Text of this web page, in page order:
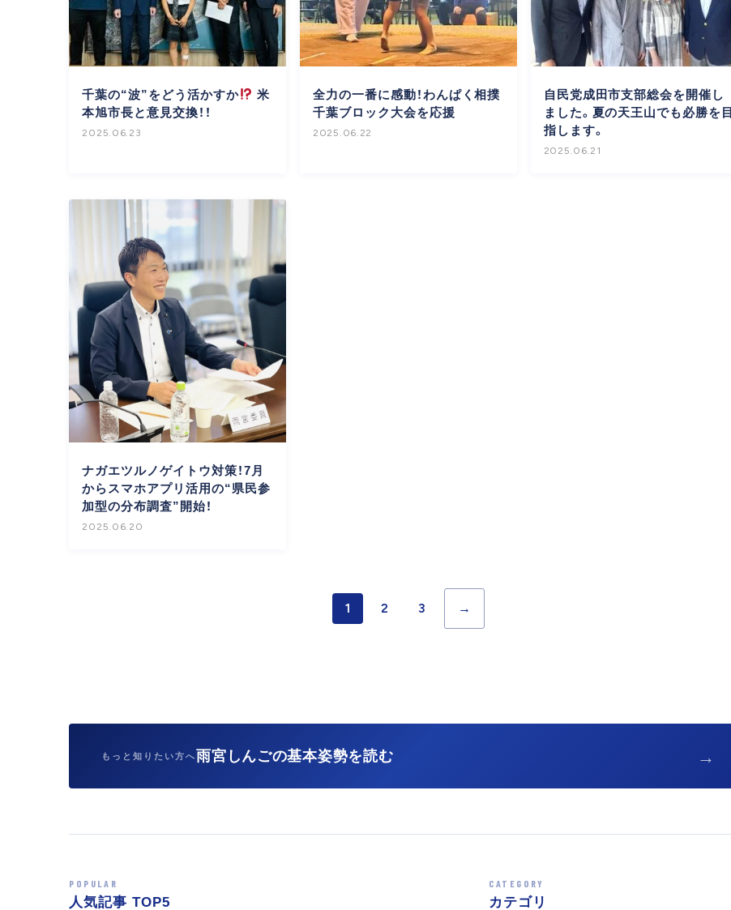
千葉の“波”をどう活かすか
米
本旭市長と意見交換！！
2025.06.23
全力の一番に感動！わんぱく相撲
千葉ブロック大会を応援
2025.06.22
自民党成田市支部総会を開催し
ました。夏の天王山でも必勝を目
指します。
2025.06.21
ナガエツルノゲイトウ対策！7月
からスマホアプリ活用の“県民参
加型の分布調査”開始！
2025.06.20
1 2 3 →
もっと知りたい方へ 雨宮しんごの基本姿勢を読む →
POPULAR
人気記事 TOP5
CATEGORY
カテゴリ